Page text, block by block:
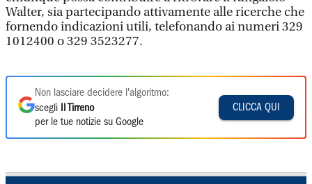
Walter, sia partecipando attivamente alle ricerche che
fornendo indicazioni utili, telefonando ai numeri 329
1012400 o 329 3523277.
Non lasciare decidere l'algoritmo:
scegli
Il Tirreno
per le tue notizie su Google
CLICCA QUI